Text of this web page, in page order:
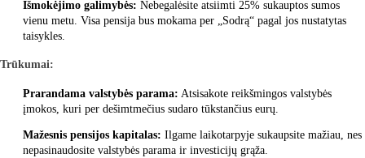
Išmokėjimo galimybės: Nebegalėsite atsiimti 25% sukauptos sumos
vienu metu. Visa pensija bus mokama per „Sodrą“ pagal jos nustatytas
taisykles.
Trūkumai:
Prarandama valstybės parama: Atsisakote reikšmingos valstybės
įmokos, kuri per dešimtmečius sudaro tūkstančius eurų.
Mažesnis pensijos kapitalas: Ilgame laikotarpyje sukaupsite mažiau, nes
nepasinaudosite valstybės parama ir investicijų grąža.